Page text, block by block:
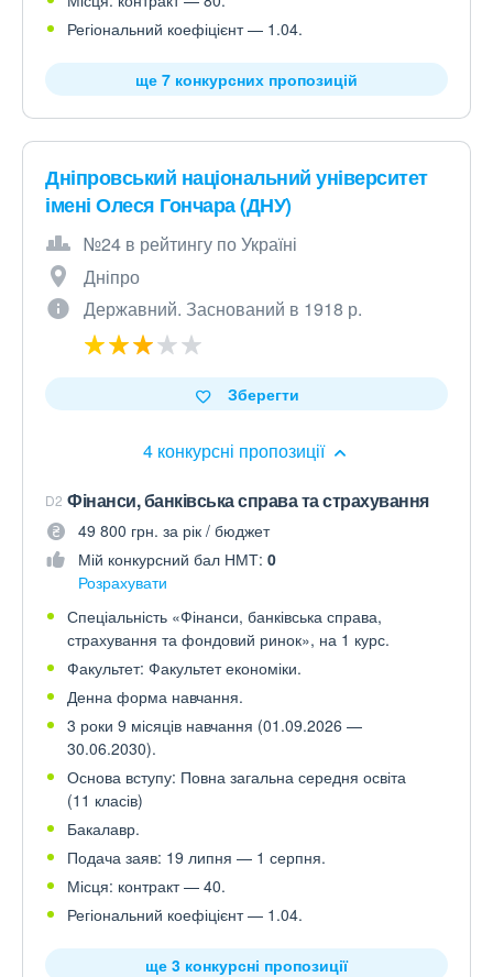
Регіональний коефіцієнт — 1.04.
ще 7 конкурсних пропозицій
Дніпровський національний університет
імені Олеся Гончара (ДНУ)
№24 в рейтингу по Україні
Дніпро
Державний. Заснований в 1918 р.
4 конкурсні пропозиції
Зберегти
D2 Фінанси, банківська справа та страхування
49 800 грн. за рік / бюджет
Мій конкурсний бал НМТ: 0
Розрахувати
Спеціальність «Фінанси, банківська справа,
страхування та фондовий ринок», на 1 курс.
Факультет: Факультет економіки.
Денна форма навчання.
3 роки 9 місяців навчання (01.09.2026 —
30.06.2030).
Основа вступу: Повна загальна середня освіта
(11 класів)
Бакалавр.
Подача заяв: 19 липня — 1 серпня.
Місця: контракт — 40.
Регіональний коефіцієнт — 1.04.
ще 3 конкурсні пропозиції